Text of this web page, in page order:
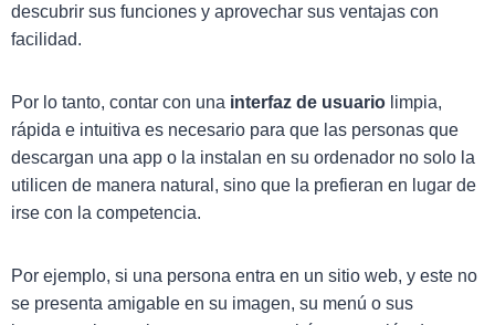
descubrir sus funciones y aprovechar sus ventajas con
facilidad.
Por lo tanto, contar con una interfaz de usuario limpia,
rápida e intuitiva es necesario para que las personas que
descargan una app o la instalan en su ordenador no solo la
utilicen de manera natural, sino que la prefieran en lugar de
irse con la competencia.
Por ejemplo, si una persona entra en un sitio web, y este no
se presenta amigable en su imagen, su menú o sus